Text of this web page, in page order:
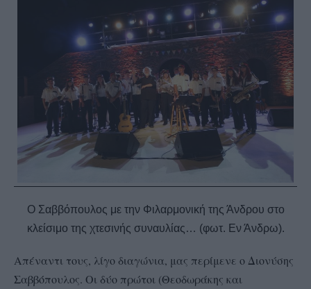
Ο Σαββόπουλος με την Φιλαρμονική της Άνδρου στο
κλείσιμο της χτεσινής συναυλίας… (φωτ. Εν Άνδρω).
Απέναντι τους, λίγο διαγώνια, μας περίμενε ο Διονύσης
Σαββόπουλος. Οι δύο πρώτοι (Θεοδωράκης και